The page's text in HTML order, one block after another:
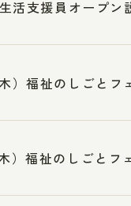
生活支援員オープ
）福祉のしごとフ
）福祉のしごとフ